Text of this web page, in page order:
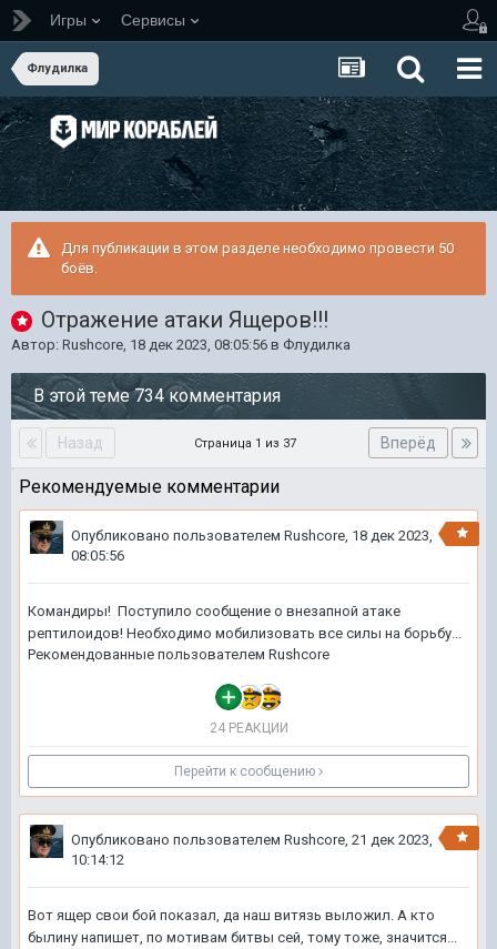
Игры Сервисы
Флудилка
Для публикации в этом разделе необходимо провести 50
боёв.
Отражение атаки Ящеров!!!
Автор: Rushcore, 18 дек 2023, 08:05:56 в Флудилка
В этой теме 734 комментария
Назад Вперёд
Страница 1 из 37
Рекомендуемые комментарии
Опубликовано пользователем Rushcore, 18 дек 2023,
08:05:56
Командиры! Поступило сообщение о внезапной атаке
рептилоидов! Необходимо мобилизовать все силы на борьбу...
Рекомендованные пользователем Rushcore
24 РЕАКЦИИ
Перейти к сообщению
Опубликовано пользователем Rushcore, 21 дек 2023,
10:14:12
Вот ящер свои бой показал, да наш витязь выложил. А кто
былину напишет, по мотивам битвы сей, тому тоже, значится...